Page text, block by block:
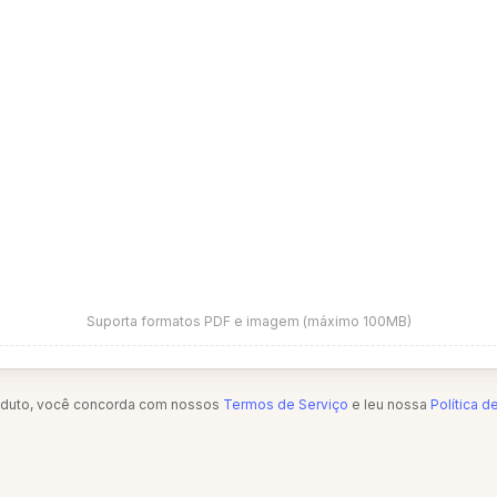
Suporta formatos PDF e imagem (máximo 100MB)
você concorda com nossos Termos de Serviço e leu nossa Política